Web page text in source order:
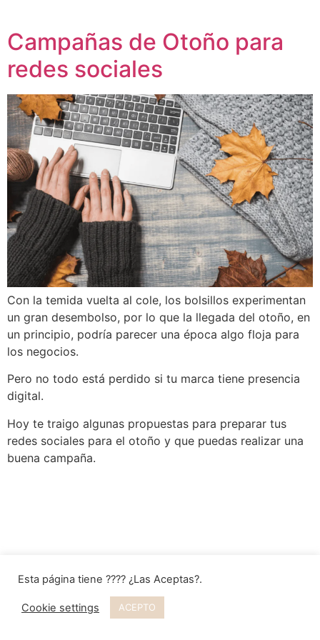
Campañas de Otoño para
redes sociales
Con la temida vuelta al cole, los bolsillos experimentan
un gran desembolso, por lo que la llegada del otoño, en
un principio, podría parecer una época algo floja para
los negocios.
Pero no todo está perdido si tu marca tiene presencia
digital.
Hoy te traigo algunas propuestas para preparar tus
redes sociales para el otoño y que puedas realizar una
buena campaña.
Esta página tiene ???? ¿Las Aceptas?.
Cookie settings ACEPTO